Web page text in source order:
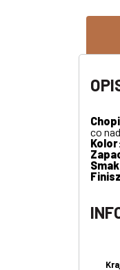
co
Kolor
Smak
Finisz